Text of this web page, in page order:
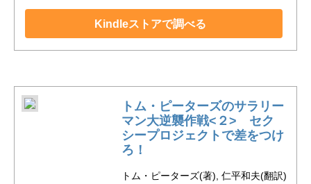
Kindleストアで調べる
トム・ピーターズのサラリー
マン大逆襲作戦<２> セク
シープロジェクトで差をつけ
ろ！
トム・ピーターズ(著), 仁平和夫(翻訳)